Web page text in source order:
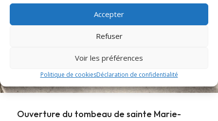
Accepter
Refuser
Voir les préférences
Politique de cookiesDéclaration de confidentialité
Ouverture du tombeau de sainte Marie-